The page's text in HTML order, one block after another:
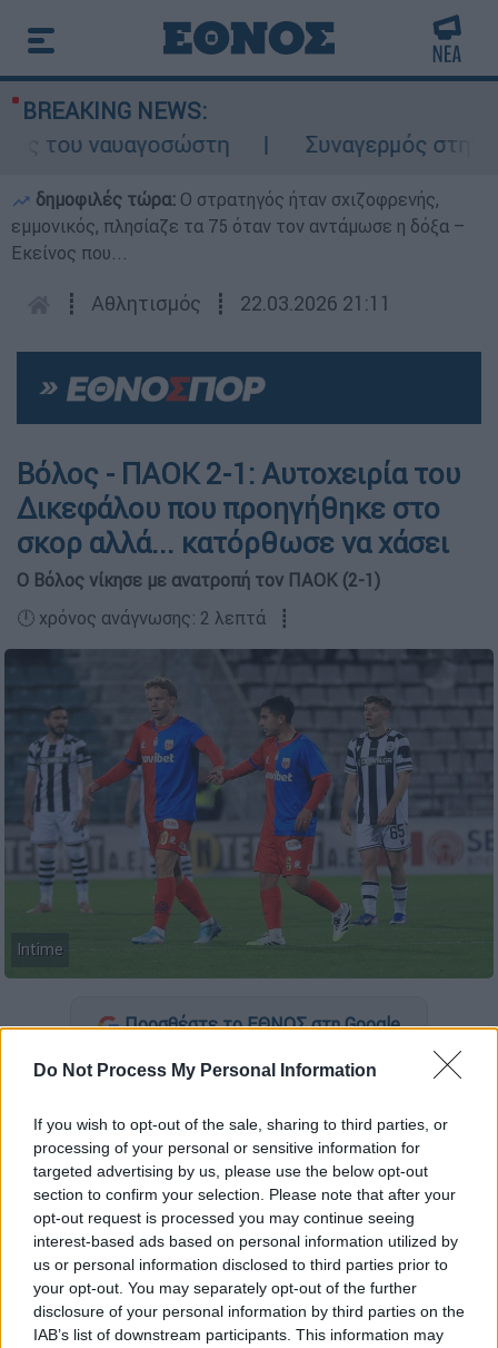
Do Not Process My Personal Information
If you wish to opt-out of the sale, sharing to third parties, or
processing of your personal or sensitive information for
targeted advertising by us, please use the below opt-out
section to confirm your selection. Please note that after your
opt-out request is processed you may continue seeing
interest-based ads based on personal information utilized by
us or personal information disclosed to third parties prior to
your opt-out. You may separately opt-out of the further
disclosure of your personal information by third parties on the
IAB’s list of downstream participants. This information may
BREAKING NEWS:
του ναυαγοσώστη
Συναγερμός στην
δημοφιλές τώρα: O στρατηγός ήταν σχιζοφρενής,
εμμονικός, πλησίαζε τα 75 όταν τον αντάμωσε η δόξα –
Εκείνος που...
┋ Αθλητισμός ┋ 22.03.2026 21:11
Βόλος - ΠΑΟΚ 2-1: Αυτοχειρία του
Δικεφάλου που προηγήθηκε στο
σκορ αλλά... κατόρθωσε να χάσει
Ο Βόλος νίκησε με ανατροπή τον ΠΑΟΚ (2-1)
🕛 χρόνος ανάγνωσης: 2 λεπτά ┋
Intime
Προσθέστε το ΕΘΝΟΣ στη Google
Αν και προηγήθηκε νωρίς στο Πανθεσσαλικό,
οΠΑΟΚέπαθε μπλακ άουτ στονΒόλο,
ηττήθηκε με 2-1 απ' τη θεσσαλική ομάδα και
έπεσε απ' την κορυφή, χάνοντας το
πλεονέκτημα που είχε ενόψει της έναρξης
των πλέι οφ. Ο Δικέφαλος θα μπει στο μίνι
πρωτάθλημα έχοντας απόσταση τριών
βαθμών απ' την προπορευόμενηΑΕΚκαι έναν
από τον δεύτεροΟλυμπιακό .